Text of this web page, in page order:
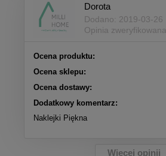
Dorota
Dodano: 2019-03-26
Opinia zweryfikowana
Ocena produktu:
Ocena sklepu:
Ocena dostawy:
Dodatkowy komentarz:
Naklejki Piękna
Więcej opinii